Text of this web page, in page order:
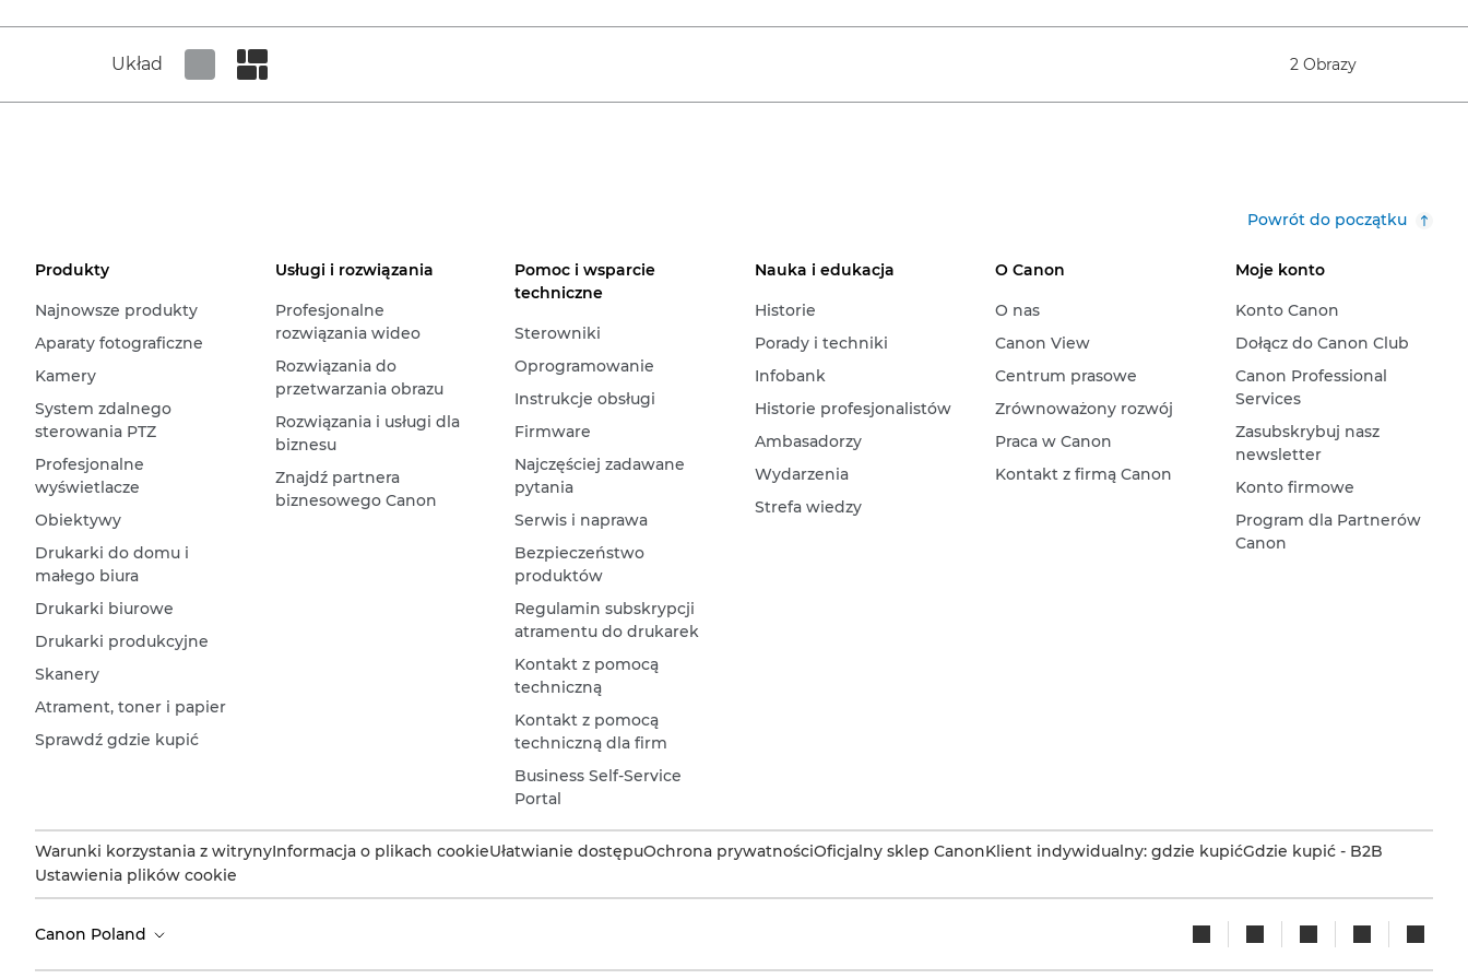
Układ 2 Obrazy
Powrót do początku
Produkty
Najnowsze produkty
Aparaty fotograficzne
Kamery
System zdalnego
sterowania PTZ
Profesjonalne
wyświetlacze
Obiektywy
Drukarki do domu i
małego biura
Drukarki biurowe
Drukarki produkcyjne
Skanery
Atrament, toner i papier
Sprawdź gdzie kupić
Usługi i rozwiązania
Profesjonalne
rozwiązania wideo
Rozwiązania do
przetwarzania obrazu
Rozwiązania i usługi dla
biznesu
Znajdź partnera
biznesowego Canon
Pomoc i wsparcie
techniczne
Sterowniki
Oprogramowanie
Instrukcje obsługi
Firmware
Najczęściej zadawane
pytania
Serwis i naprawa
Bezpieczeństwo
produktów
Regulamin subskrypcji
atramentu do drukarek
Kontakt z pomocą
techniczną
Kontakt z pomocą
techniczną dla firm
Business Self-Service
Portal
Nauka i edukacja
Historie
Porady i techniki
Infobank
Historie profesjonalistów
Ambasadorzy
Wydarzenia
Strefa wiedzy
O Canon
O nas
Canon View
Centrum prasowe
Zrównoważony rozwój
Praca w Canon
Kontakt z firmą Canon
Moje konto
Konto Canon
Dołącz do Canon Club
Canon Professional
Services
Zasubskrybuj nasz
newsletter
Konto firmowe
Program dla Partnerów
Canon
Warunki korzystania z witrynyInformacja o plikach cookieUłatwianie dostępuOchrona prywatnościOficjalny sklep CanonKlient indywidualny: gdzie kupićGdzie kupić - B2B
Ustawienia plików cookie
Canon Poland